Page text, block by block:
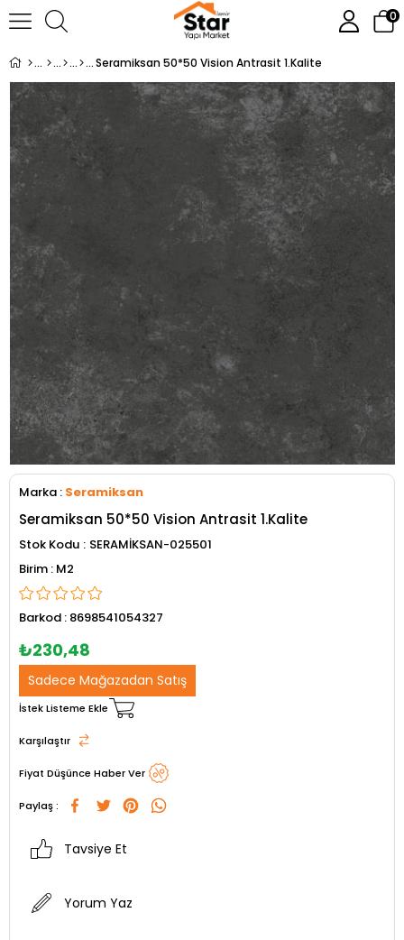
0
Seramiksan 50*50 Vision Antrasit 1.Kalite
Marka : Seramiksan
Seramiksan 50*50 Vision Antrasit 1.Kalite
Stok Kodu
SERAMİKSAN-025501
M2
Barkod : 8698541054327
₺230,48
Sadece Mağazadan Satış
İstek Listeme Ekle
Karşılaştır
Fiyat Düşünce Haber Ver
Paylaş :
Tavsiye Et
Yorum Yaz